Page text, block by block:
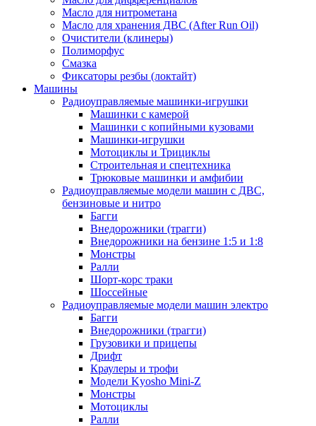
Масло для нитрометана
Масло для хранения ДВС (After Run Oil)
Очистители (клинеры)
Полиморфус
Смазка
Фиксаторы резбы (локтайт)
Машины
Радиоуправляемые машинки-игрушки
Машинки с камерой
Машинки с копийными кузовами
Машинки-игрушки
Мотоциклы и Трициклы
Строительная и спецтехника
Трюковые машинки и амфибии
Радиоуправляемые модели машин с ДВС,
бензиновые и нитро
Багги
Внедорожники (трагги)
Внедорожники на бензине 1:5 и 1:8
Монстры
Ралли
Шорт-корс траки
Шоссейные
Радиоуправляемые модели машин электро
Багги
Внедорожники (трагги)
Грузовики и прицепы
Дрифт
Краулеры и трофи
Модели Kyosho Mini-Z
Монстры
Мотоциклы
Ралли